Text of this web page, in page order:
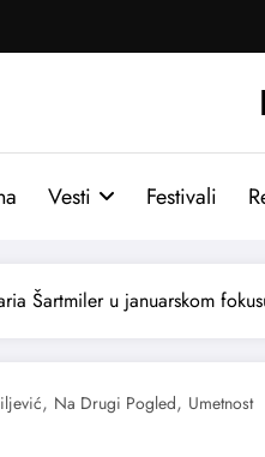
Vesti Festivali
Šartmiler u januarskom
, Na Drugi Pogled, Umetnost